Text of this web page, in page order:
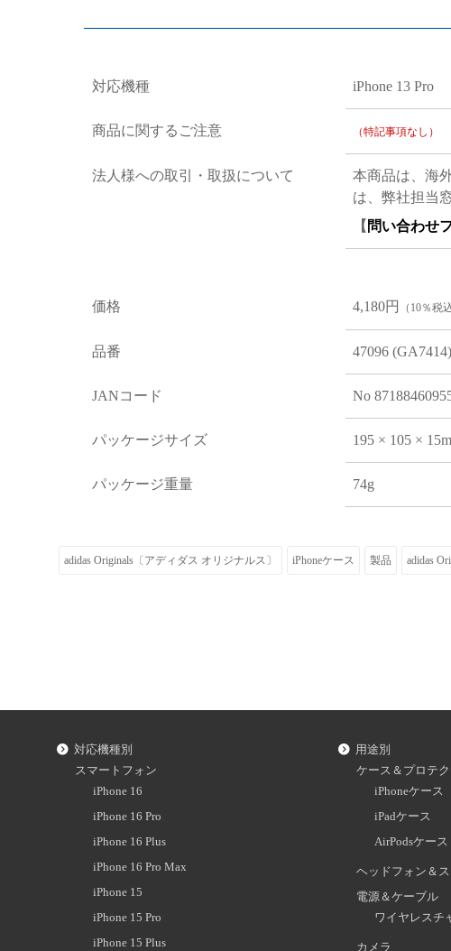
対応機種 iPhone 13 Pro
商品に関するご注意 （特記事項なし）
法人様への取引・取扱について
本商品は、海
は、弊社担当
【 問い合わせ
価格 4,180円 （10％税
品番 47096 (GA7414)
JANコード No
パッケージサイズ 195 × 105 ×
パッケージ重量 74g
adidas Originals〔アディダス オリジナルス〕 iPhoneケース 製品 adidas
対応機種別
スマートフォン
iPhone 16
iPhone 16 Pro
iPhone 16 Plus
iPhone 16 Pro Max
iPhone 15
iPhone 15 Pro
iPhone 15 Plus
用途別
ケース＆プロテ
iPhoneケース
iPadケース
AirPodsケース
ヘッドフォン＆
電源＆ケーブル
ワイヤレスチ
カメラ